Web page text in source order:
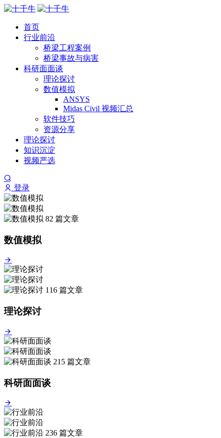
首页
行业前沿
桥梁工程案例
桥梁事故与病害
科研面面谈
理论探讨
数值模拟
ANSYS
Midas Civil 视频汇总
软件技巧
资源分享
理论探讨
知识沉淀
视频严选
登录
82 篇文章
数值模拟
116 篇文章
理论探讨
215 篇文章
科研面面谈
236 篇文章